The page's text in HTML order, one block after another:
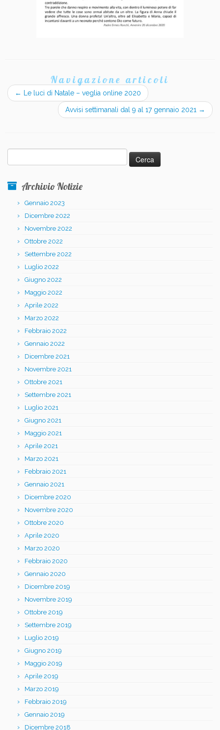
Navigazione articoli
← Le luci di Natale – veglia online 2020
Avvisi settimanali dal 9 al 17 gennaio 2021 →
per:
Archivio Notizie
Gennaio 2023
Dicembre 2022
Novembre 2022
Ottobre 2022
Settembre 2022
Luglio 2022
Giugno 2022
Maggio 2022
Aprile 2022
Marzo 2022
Febbraio 2022
Gennaio 2022
Dicembre 2021
Novembre 2021
Ottobre 2021
Settembre 2021
Luglio 2021
Giugno 2021
Maggio 2021
Aprile 2021
Marzo 2021
Febbraio 2021
Gennaio 2021
Dicembre 2020
Novembre 2020
Ottobre 2020
Aprile 2020
Marzo 2020
Febbraio 2020
Gennaio 2020
Dicembre 2019
Novembre 2019
Ottobre 2019
Settembre 2019
Luglio 2019
Giugno 2019
Maggio 2019
Aprile 2019
Marzo 2019
Febbraio 2019
Gennaio 2019
Dicembre 2018